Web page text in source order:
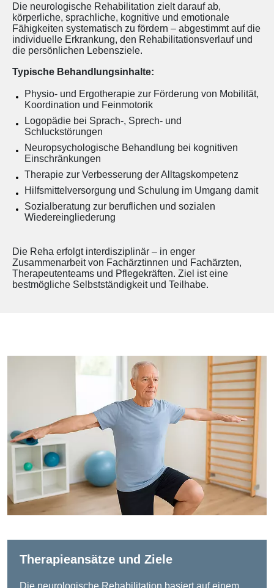
Die neurologische Rehabilitation zielt darauf ab,
körperliche, sprachliche, kognitive und emotionale
Fähigkeiten systematisch zu fördern – abgestimmt auf die
individuelle Erkrankung, den Rehabilitationsverlauf und
die persönlichen Lebensziele.
Typische Behandlungsinhalte:
Physio- und Ergotherapie zur Förderung von Mobilität,
Koordination und Feinmotorik
Logopädie bei Sprach-, Sprech- und
Schluckstörungen
Neuropsychologische Behandlung bei kognitiven
Einschränkungen
Therapie zur Verbesserung der Alltagskompetenz
Hilfsmittelversorgung und Schulung im Umgang damit
Sozialberatung zur beruflichen und sozialen
Wiedereingliederung
Die Reha erfolgt interdisziplinär – in enger
Zusammenarbeit von Fachärztinnen und Fachärzten,
Therapeutenteams und Pflegekräften. Ziel ist eine
bestmögliche Selbstständigkeit und Teilhabe.
Therapieansätze und Ziele